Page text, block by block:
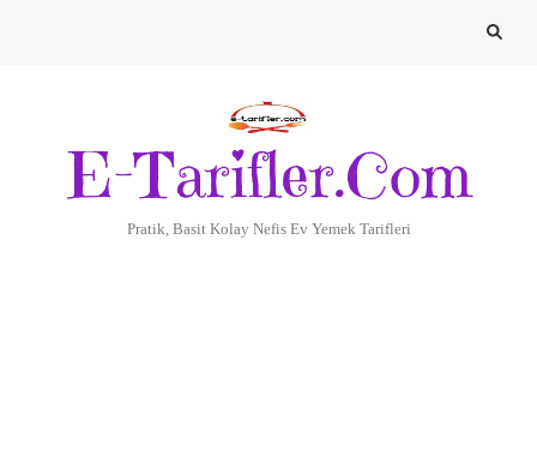
E-Tarifler.Com
Pratik, Basit Kolay Nefis Ev Yemek Tarifleri